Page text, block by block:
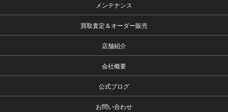
メンテナンス
買取査定＆オーダー販売
店舗紹介
会社概要
公式ブログ
お問い合わせ